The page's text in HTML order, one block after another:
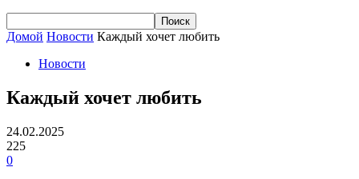
Домой Новости Каждый хочет любить
Новости
Каждый хочет любить
24.02.2025
225
0